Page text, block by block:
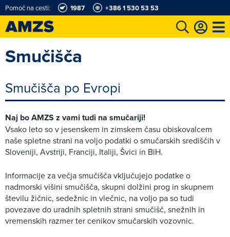
Pomoč na cesti: 1987 +386 1 530 53 53
Karting in motošportni center
Smučišča
Smučišča po Evropi
Naj bo AMZS z vami tudi na smučariji!
Vsako leto so v jesenskem in zimskem času obiskovalcem
naše spletne strani na voljo podatki o smučarskih središčih v
Sloveniji, Avstriji, Franciji, Italiji, Švici in BiH.
Informacije za večja smučišča vključujejo podatke o
nadmorski višini smučišča, skupni dolžini prog in skupnem
številu žičnic, sedežnic in vlečnic, na voljo pa so tudi
povezave do uradnih spletnih strani smučišč, snežnih in
vremenskih razmer ter cenikov smučarskih vozovnic.